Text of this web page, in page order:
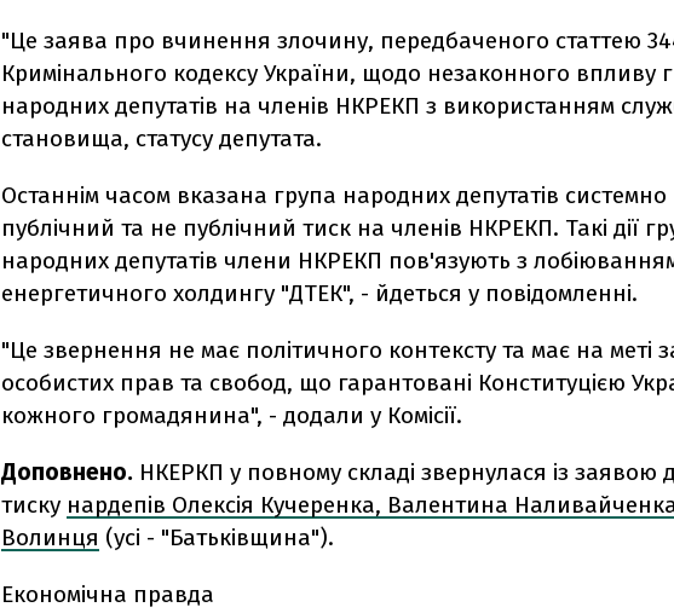
"Це заява про вчинення злочину, передбаченого статтею
Кримінального кодексу України, щодо незаконного впливу
народних депутатів на членів НКРЕКП з використанням
становища, статусу депутата.
Останнім часом вказана група народних депутатів
публічний та не публічний тиск на членів НКРЕКП. Такі дії
народних депутатів члени НКРЕКП пов'язують з лобіюванням
енергетичного холдингу "ДТЕК", - йдеться у повідомленні.
"Це звернення не має політичного контексту та має на меті
особистих прав та свобод, що гарантовані Конституцією
кожного громадянина", - додали у Комісії.
Доповнено. НКЕРКП у повному складі звернулася із
тиску нардепів Олексія Кучеренка, Валентина
Волинця (усі - "Батьківщина").
Економічна правда